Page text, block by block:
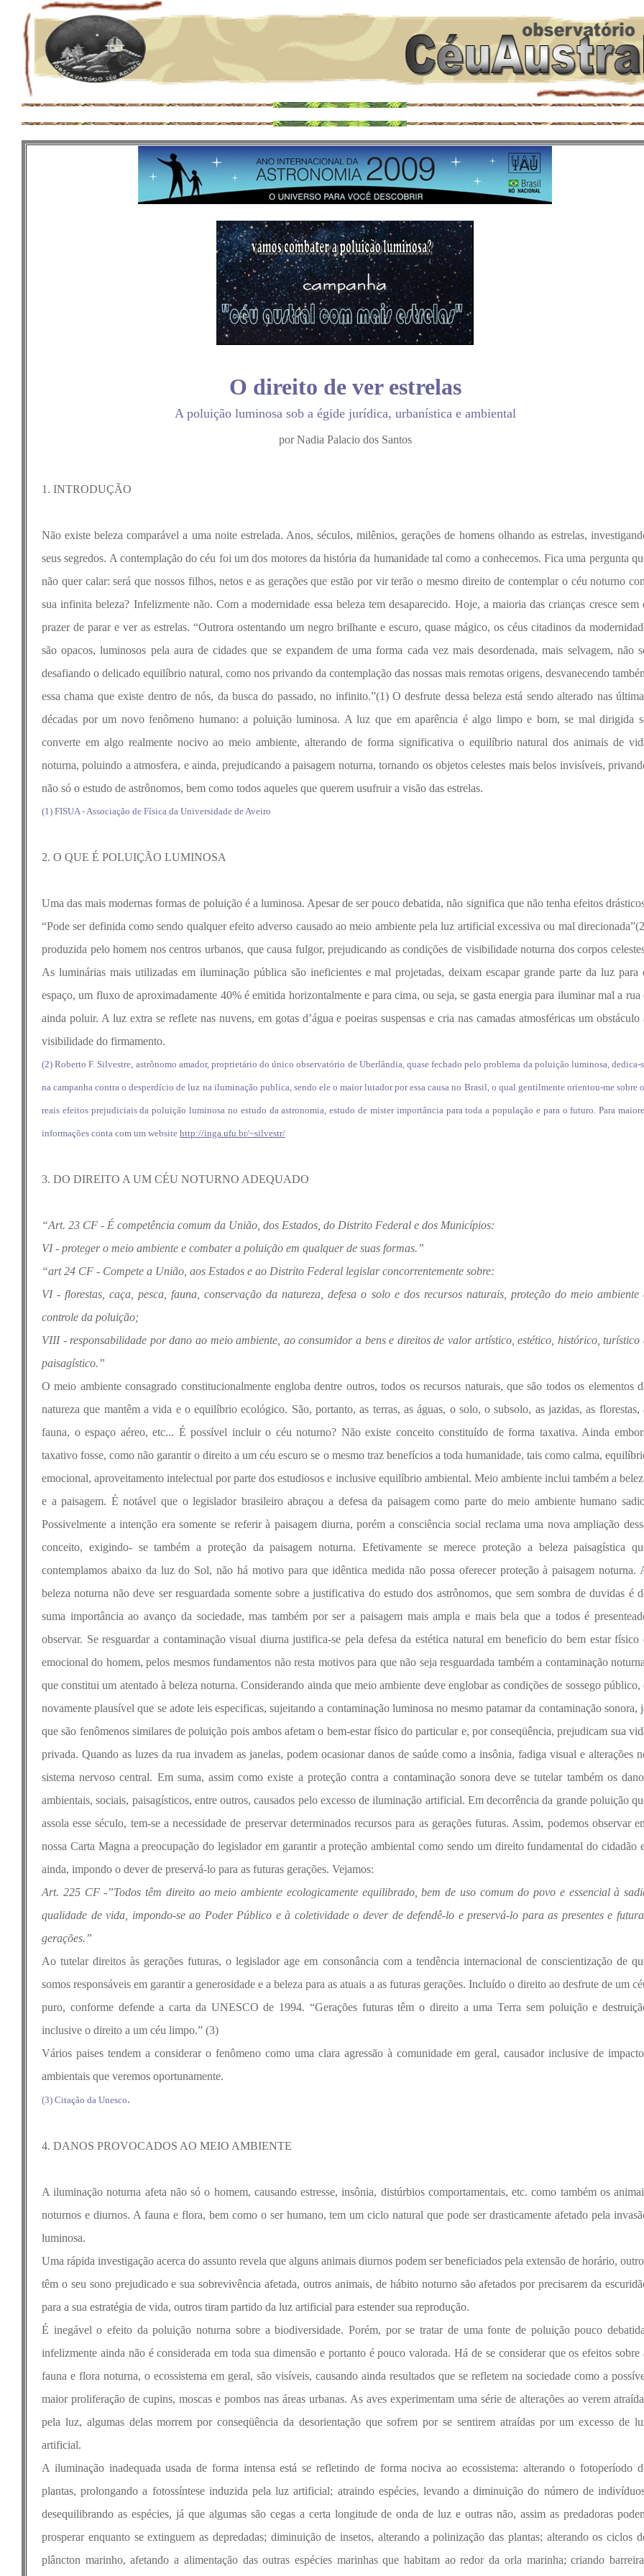
O direito de ver estrelas
A poluição luminosa sob a égide jurídica, urbanística e ambiental
por Nadia Palacio dos Santos
1. INTRODUÇÃO
Não existe beleza comparável a uma noite estrelada. Anos, séculos, milênios, gerações de homens olhando as estrelas,
seus segredos. A contemplação do céu foi um dos motores da história da humanidade tal como a conhecemos. Fica uma pergunta
não quer calar: será que nossos filhos, netos e as gerações que estão por vir terão o mesmo direito de contemplar o céu noturno
sua infinita beleza? Infelizmente não. Com a modernidade essa beleza tem desaparecido. Hoje, a maioria das crianças cresce sem
prazer de parar e ver as estrelas. “Outrora ostentando um negro brilhante e escuro, quase mágico, os céus citadinos da
são opacos, luminosos pela aura de cidades que se expandem de uma forma cada vez mais desordenada, mais selvagem, não
desafiando o delicado equilíbrio natural, como nos privando da contemplação das nossas mais remotas origens, desvanecendo
essa chama que existe dentro de nós, da busca do passado, no infinito.”(1) O desfrute dessa beleza está sendo alterado nas
décadas por um novo fenômeno humano: a poluição luminosa. A luz que em aparência é algo limpo e bom, se mal dirigida
converte em algo realmente nocivo ao meio ambiente, alterando de forma significativa o equilíbrio natural dos animais de
noturna, poluindo a atmosfera, e ainda, prejudicando a paisagem noturna, tornando os objetos celestes mais belos invisíveis,
não só o estudo de astrônomos, bem como todos aqueles que querem usufruir a visão das estrelas.
(1) FISUA - Associação de Física da Universidade de Aveiro
2. O QUE É POLUIÇÃO LUMINOSA
Uma das mais modernas formas de poluição é a luminosa. Apesar de ser pouco debatida, não significa que não tenha efeitos
“Pode ser definida como sendo qualquer efeito adverso causado ao meio ambiente pela luz artificial excessiva ou mal
produzida pelo homem nos centros urbanos, que causa fulgor, prejudicando as condições de visibilidade noturna dos corpos
As luminárias mais utilizadas em iluminação pública são ineficientes e mal projetadas, deixam escapar grande parte da luz para
espaço, um fluxo de aproximadamente 40% é emitida horizontalmente e para cima, ou seja, se gasta energia para iluminar mal a rua
ainda poluir. A luz extra se reflete nas nuvens, em gotas d’água e poeiras suspensas e cria nas camadas atmosféricas um obstáculo
visibilidade do firmamento.
(2) Roberto F. Silvestre, astrônomo amador, proprietário do único observatório de Uberlândia, quase fechado pelo problema da poluição luminosa, dedica-
na campanha contra o desperdício de luz na iluminação publica, sendo ele o maior lutador por essa causa no Brasil, o qual gentilmente orientou-me sobre
reais efeitos prejudiciais da poluição luminosa no estudo da astronomia, estudo de mister importância para toda a população e para o futuro. Para
informações conta com um website http://inga.ufu.br/~silvestr/
3. DO DIREITO A UM CÉU NOTURNO ADEQUADO
“Art. 23 CF - É competência comum da União, dos Estados, do Distrito Federal e dos Municípios:
VI - proteger o meio ambiente e combater a poluição em qualquer de suas formas.”
“art 24 CF - Compete a União, aos Estados e ao Distrito Federal legislar concorrentemente sobre:
VI - florestas, caça, pesca, fauna, conservação da natureza, defesa o solo e dos recursos naturais, proteção do meio ambiente
controle da poluição;
VIII - responsabilidade por dano ao meio ambiente, ao consumidor a bens e direitos de valor artístico, estético, histórico, turístico
paisagístico.”
O meio ambiente consagrado constitucionalmente engloba dentre outros, todos os recursos naturais, que são todos os elementos
natureza que mantêm a vida e o equilíbrio ecológico. São, portanto, as terras, as águas, o solo, o subsolo, as jazidas, as florestas,
fauna, o espaço aéreo, etc... É possível incluir o céu noturno? Não existe conceito constituído de forma taxativa. Ainda
taxativo fosse, como não garantir o direito a um céu escuro se o mesmo traz benefícios a toda humanidade, tais como calma,
emocional, aproveitamento intelectual por parte dos estudiosos e inclusive equilíbrio ambiental. Meio ambiente inclui também a
e a paisagem. É notável que o legislador brasileiro abraçou a defesa da paisagem como parte do meio ambiente humano
Possivelmente a intenção era somente se referir à paisagem diurna, porém a consciência social reclama uma nova ampliação
conceito, exigindo- se também a proteção da paisagem noturna. Efetivamente se merece proteção a beleza paisagística
contemplamos abaixo da luz do Sol, não há motivo para que idêntica medida não possa oferecer proteção à paisagem noturna.
beleza noturna não deve ser resguardada somente sobre a justificativa do estudo dos astrônomos, que sem sombra de duvidas é
suma importância ao avanço da sociedade, mas também por ser a paisagem mais ampla e mais bela que a todos é
observar. Se resguardar a contaminação visual diurna justifica-se pela defesa da estética natural em beneficio do bem estar físico
emocional do homem, pelos mesmos fundamentos não resta motivos para que não seja resguardada também a contaminação
que constitui um atentado à beleza noturna. Considerando ainda que meio ambiente deve englobar as condições de sossego público,
novamente plausível que se adote leis especificas, sujeitando a contaminação luminosa no mesmo patamar da contaminação sonora,
que são fenômenos similares de poluição pois ambos afetam o bem-estar físico do particular e, por conseqüência, prejudicam sua
privada. Quando as luzes da rua invadem as janelas, podem ocasionar danos de saúde como a insônia, fadiga visual e alterações
sistema nervoso central. Em suma, assim como existe a proteção contra a contaminação sonora deve se tutelar também os
ambientais, sociais, paisagísticos, entre outros, causados pelo excesso de iluminação artificial. Em decorrência da grande poluição
assola esse século, tem-se a necessidade de preservar determinados recursos para as gerações futuras. Assim, podemos observar
nossa Carta Magna a preocupação do legislador em garantir a proteção ambiental como sendo um direito fundamental do cidadão
ainda, impondo o dever de preservá-lo para as futuras gerações. Vejamos:
Art. 225 CF -”Todos têm direito ao meio ambiente ecologicamente equilibrado, bem de uso comum do povo e essencial à
qualidade de vida, impondo-se ao Poder Público e à coletividade o dever de defendê-lo e preservá-lo para as presentes e
gerações.”
Ao tutelar direitos às gerações futuras, o legislador age em consonância com a tendência internacional de conscientização de
somos responsáveis em garantir a generosidade e a beleza para as atuais a as futuras gerações. Incluído o direito ao desfrute de um
puro, conforme defende a carta da UNESCO de 1994. “Gerações futuras têm o direito a uma Terra sem poluição e
inclusive o direito a um céu limpo.” (3)
Vários paises tendem a considerar o fenômeno como uma clara agressão à comunidade em geral, causador inclusive de
ambientais que veremos oportunamente.
(3) Citação da Unesco.
4. DANOS PROVOCADOS AO MEIO AMBIENTE
A iluminação noturna afeta não só o homem, causando estresse, insônia, distúrbios comportamentais, etc. como também os
noturnos e diurnos. A fauna e flora, bem como o ser humano, tem um ciclo natural que pode ser drasticamente afetado pela
luminosa.
Uma rápida investigação acerca do assunto revela que alguns animais diurnos podem ser beneficiados pela extensão de horário,
têm o seu sono prejudicado e sua sobrevivência afetada, outros animais, de hábito noturno são afetados por precisarem da
para a sua estratégia de vida, outros tiram partido da luz artificial para estender sua reprodução.
É inegável o efeito da poluição noturna sobre a biodiversidade. Porém, por se tratar de uma fonte de poluição pouco
infelizmente ainda não é considerada em toda sua dimensão e portanto é pouco valorada. Há de se considerar que os efeitos sobre
fauna e flora noturna, o ecossistema em geral, são visíveis, causando ainda resultados que se refletem na sociedade como a
maior proliferação de cupins, moscas e pombos nas áreas urbanas. As aves experimentam uma série de alterações ao verem
pela luz, algumas delas morrem por conseqüência da desorientação que sofrem por se sentirem atraídas por um excesso de
artificial.
A iluminação inadequada usada de forma intensa está se refletindo de forma nociva ao ecossistema: alterando o fotoperíodo
plantas, prolongando a fotossíntese induzida pela luz artificial; atraindo espécies, levando a diminuição do número de
desequilibrando as espécies, já que algumas são cegas a certa longitude de onda de luz e outras não, assim as predadoras
prosperar enquanto se extinguem as depredadas; diminuição de insetos, alterando a polinização das plantas; alterando os ciclos
plâncton marinho, afetando a alimentação das outras espécies marinhas que habitam ao redor da orla marinha; criando